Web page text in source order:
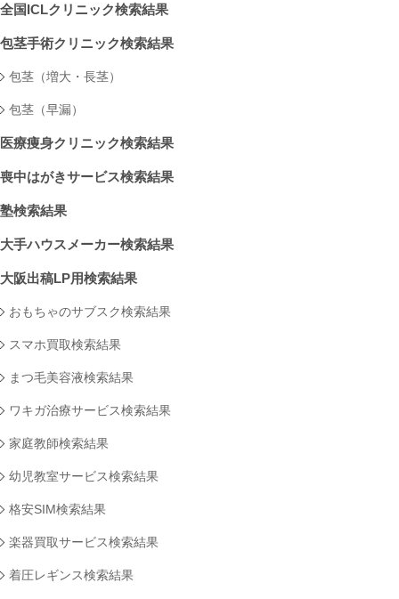
全国ICLクリニック検索結果
包茎手術クリニック検索結果
包茎（増大・長茎）
包茎（早漏）
医療痩身クリニック検索結果
喪中はがきサービス検索結果
塾検索結果
大手ハウスメーカー検索結果
大阪出稿LP用検索結果
おもちゃのサブスク検索結果
スマホ買取検索結果
まつ毛美容液検索結果
ワキガ治療サービス検索結果
家庭教師検索結果
幼児教室サービス検索結果
格安SIM検索結果
楽器買取サービス検索結果
着圧レギンス検索結果